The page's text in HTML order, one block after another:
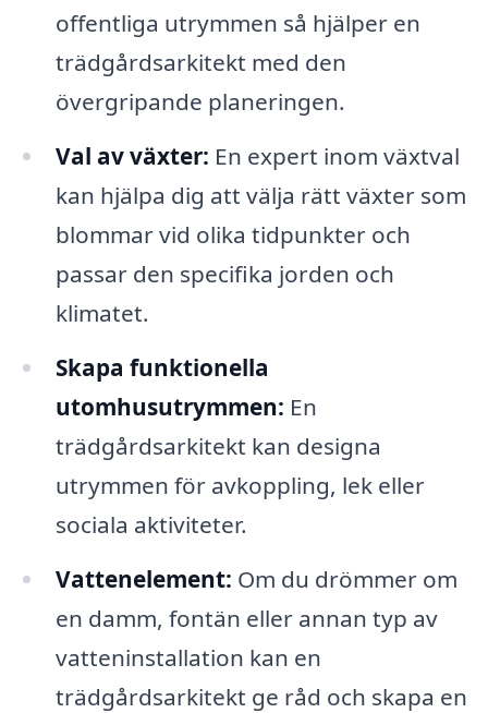
offentliga utrymmen så hjälper en
trädgårdsarkitekt med den
övergripande planeringen.
Val av växter: En expert inom växtval
kan hjälpa dig att välja rätt växter som
blommar vid olika tidpunkter och
passar den specifika jorden och
klimatet.
Skapa funktionella
utomhusutrymmen: En
trädgårdsarkitekt kan designa
utrymmen för avkoppling, lek eller
sociala aktiviteter.
Vattenelement: Om du drömmer om
en damm, fontän eller annan typ av
vatteninstallation kan en
trädgårdsarkitekt ge råd och skapa en